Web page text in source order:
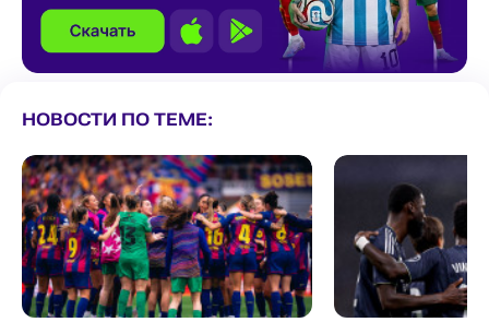
НОВОСТИ ПО ТЕМЕ: